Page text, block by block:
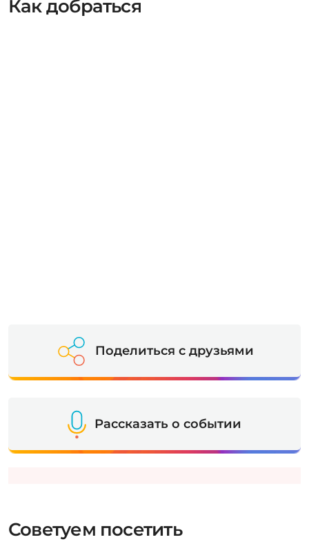
Как добраться
Поделиться с друзьями
Рассказать о событии
Советуем посетить